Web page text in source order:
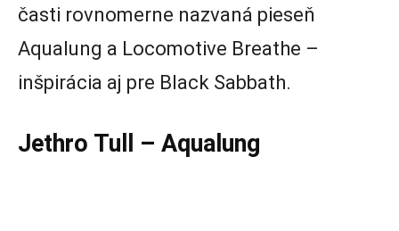
časti rovnomerne nazvaná pieseň
Aqualung a Locomotive Breathe –
inšpirácia aj pre Black Sabbath.
Jethro Tull – Aqualung